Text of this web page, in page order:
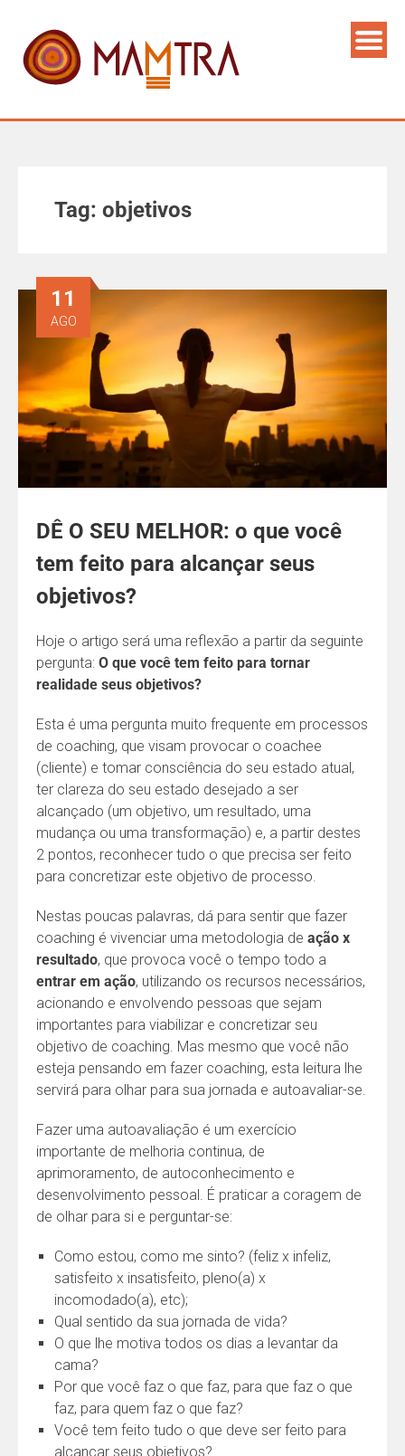
Tag: objetivos
DÊ O SEU MELHOR: o que você
tem feito para alcançar seus
objetivos?
11
AGO
Hoje o artigo será uma reflexão a partir da seguinte
pergunta: O que você tem feito para tornar
realidade seus objetivos?
Esta é uma pergunta muito frequente em processos
de coaching, que visam provocar o coachee
(cliente) e tomar consciência do seu estado atual,
ter clareza do seu estado desejado a ser
alcançado (um objetivo, um resultado, uma
mudança ou uma transformação) e, a partir destes
2 pontos, reconhecer tudo o que precisa ser feito
para concretizar este objetivo de processo.
Nestas poucas palavras, dá para sentir que fazer
coaching é vivenciar uma metodologia de ação x
resultado, que provoca você o tempo todo a
entrar em ação, utilizando os recursos necessários,
acionando e envolvendo pessoas que sejam
importantes para viabilizar e concretizar seu
objetivo de coaching. Mas mesmo que você não
esteja pensando em fazer coaching, esta leitura lhe
servirá para olhar para sua jornada e autoavaliar-se.
Fazer uma autoavaliação é um exercício
importante de melhoria continua, de
aprimoramento, de autoconhecimento e
desenvolvimento pessoal. É praticar a coragem de
de olhar para si e perguntar-se:
Como estou, como me sinto? (feliz x infeliz,
satisfeito x insatisfeito, pleno(a) x
incomodado(a), etc);
Qual sentido da sua jornada de vida?
O que lhe motiva todos os dias a levantar da
cama?
Por que você faz o que faz, para que faz o que
faz, para quem faz o que faz?
Você tem feito tudo o que deve ser feito para
alcançar seus objetivos?